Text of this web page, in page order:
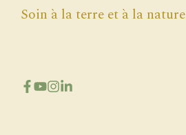
Soin à la terre et à la nature